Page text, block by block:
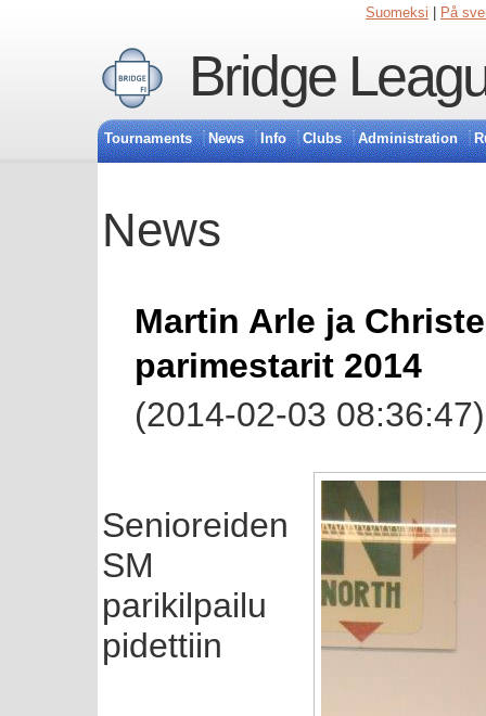
Suomeksi På
Bridge
Tournaments News Info Clubs Administration
News
Martin Arle ja
parimestarit 2014
(2014-02-03 08:36:47)
Senioreiden
SM
parikilpailu
pidettiin